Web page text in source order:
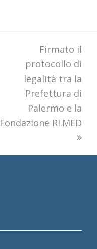
next
post:
Firmato il
protocollo di
legalità tra la
Prefettura di
Palermo e la
Fondazione RI.MED